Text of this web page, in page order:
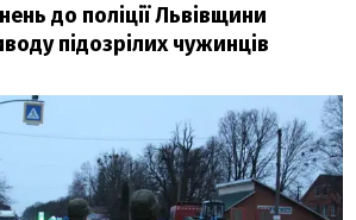
до поліції Львівщини
підозрілих чужинців